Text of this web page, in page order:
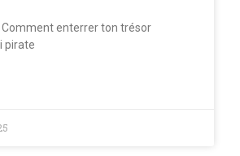
Comment enterrer ton trésor
pirate